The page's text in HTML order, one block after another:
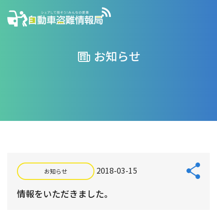
お知らせ
お知らせ 2018-03-15
情報をいただきました。